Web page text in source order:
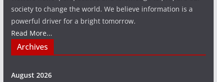
society to change the world. We believe information is a
powerful driver for a bright tomorrow.
Read More...
Archives
August 2026